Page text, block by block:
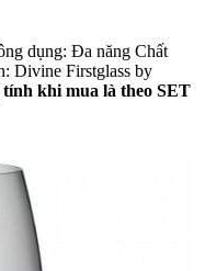
dụng: Đa năng Chất
Divine Firstglass by
khi mua là theo SET